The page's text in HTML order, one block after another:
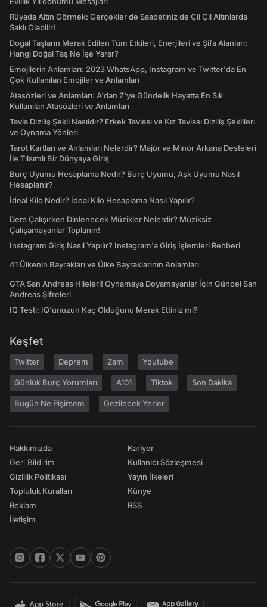
Rüyada Altın Görmek: Gerçekler de Saadetiniz de Çil Çil Altınlarda
Saklı Olabilir!
Doğal Taşların Merak Edilen Tüm Etkileri, Enerjileri ve Şifa Alanları:
Hangi Doğal Taş Ne İşe Yarar?
Emojilerin Anlamları: 2023 WhatsApp, Instagram ve Twitter'da En
Çok Kullanılan Emojiler ve Anlamları
Atasözleri ve Anlamları: A'dan Z'ye Gündelik Hayatta En Sık
Kullanılan Atasözleri ve Anlamları
Tavla Diziliş Şekli Nasıldır? Erkek Tavlası ve Kız Tavlası Diziliş Şekilleri
ve Oynama Yönleri
Tarot Kartları ve Anlamları Nelerdir? Majör ve Minör Arkana Desteleri
İle Tılsımlı Bir Dünyaya Giriş
Burç Uyumu Hesaplama Nedir? Burç Uyumu, Aşk Uyumu Nasıl
Hesaplanır?
İdeal Kilo Nedir? İdeal Kilo Hesaplama Nasıl Yapılır?
Ders Çalışırken Dinlenecek Müzikler Nelerdir? Müziksiz
Çalışamayanlar Toplanın!
Instagram Giriş Nasıl Yapılır? Instagram'a Giriş İşlemleri Rehberi
41 Ülkenin Bayrakları ve Ülke Bayraklarının Anlamları
GTA San Andreas Hileleri! Oynamaya Doyamayanlar İçin Güncel San
Andreas Şifreleri
IQ Testi: IQ'unuzun Kaç Olduğunu Merak Ettiniz mi?
Keşfet
Twitter Deprem Zam Youtube
Günlük Burç Yorumları A101 Tiktok Son Dakika
Bugün Ne Pişirsem Gezilecek Yerler
Hakkımızda
Geri Bildirim
Gizlilik Politikası
Topluluk Kuralları
Reklam
İletişim
Kariyer
Kullanıcı Sözleşmesi
Yayın İlkeleri
Künye
RSS